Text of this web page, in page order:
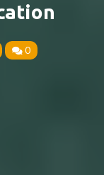
0